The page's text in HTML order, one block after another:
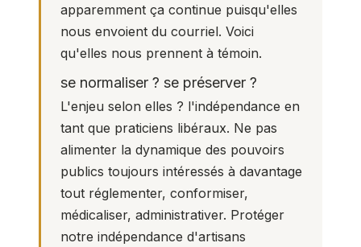
apparemment ça continue puisqu'elles
nous envoient du courriel. Voici
qu'elles nous prennent à témoin.
se normaliser ? se préserver ?
L'enjeu selon elles ? l'indépendance en
tant que praticiens libéraux. Ne pas
alimenter la dynamique des pouvoirs
publics toujours intéressés à davantage
tout réglementer, conformiser,
médicaliser, administrativer. Protéger
notre indépendance d'artisans